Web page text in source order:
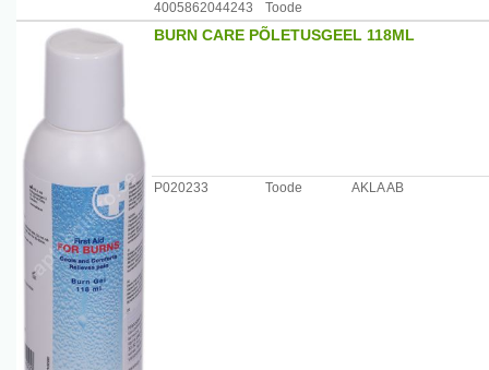
4005862044243 Toode
BURN CARE PÕLETUSGEEL 118ML
P020233 Toode AKLA AB